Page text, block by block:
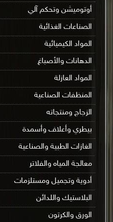
أوتوميشن وتحكم آلي
الصناعات الغذائية
المواد الكيميائية
الدهانات والأصباغ
المواد العازلة
المنظفات الصناعية
الزجاج ومنتجاته
بيطري وأعلاف وأسمدة
الغازات الطبية والصناعية
معالجة المياه والفلاتر
أدوية وتجميل ومستلزمات
البلاستيك واللدائن
الورق والكرتون